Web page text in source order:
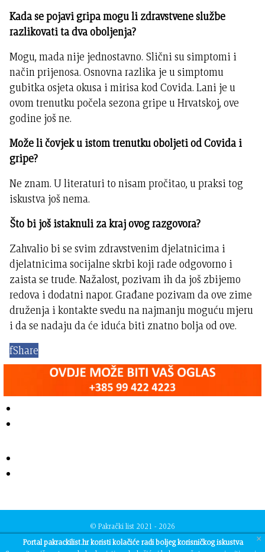
Kada se pojavi gripa mogu li zdravstvene službe
razlikovati ta dva oboljenja?
Mogu, mada nije jednostavno. Slični su simptomi i
način prijenosa. Osnovna razlika je u simptomu
gubitka osjeta okusa i mirisa kod Covida. Lani je u
ovom trenutku počela sezona gripe u Hrvatskoj, ove
godine još ne.
Može li čovjek u istom trenutku oboljeti od Covida i
gripe?
Ne znam. U literaturi to nisam pročitao, u praksi tog
iskustva još nema.
Što bi još istaknuli za kraj ovog razgovora?
Zahvalio bi se svim zdravstvenim djelatnicima i
djelatnicima socijalne skrbi koji rade odgovorno i
zaista se trude. Nažalost, pozivam ih da još zbijemo
redova i dodatni napor. Građane pozivam da ove zime
druženja i kontakte svedu na najmanju moguću mjeru
i da se nadaju da će iduća biti znatno bolja od ove.
fShare
© Pakrački list 2021 - 2026
Developed byTJstudio ×
Portal pakrackilist.hr koristi kolačiće radi boljeg korisničkog iskustva